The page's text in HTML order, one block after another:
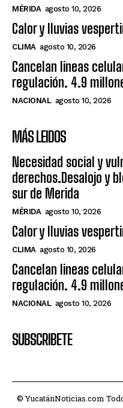
MÉRIDA agosto 10, 2026
Calor y lluvias
CLIMA agosto 10, 2026
Cancelan lineas
regulación. 4.9
NACIONAL agosto 10, 2026
MÁS LEIDOS
Necesidad social y
derechos.Desalojo y
sur de Merida
MÉRIDA agosto 10, 2026
Calor y lluvias
CLIMA agosto 10, 2026
Cancelan lineas
regulación. 4.9
NACIONAL agosto 10, 2026
SUBSCRIBETE
© YucatánNoticias.com